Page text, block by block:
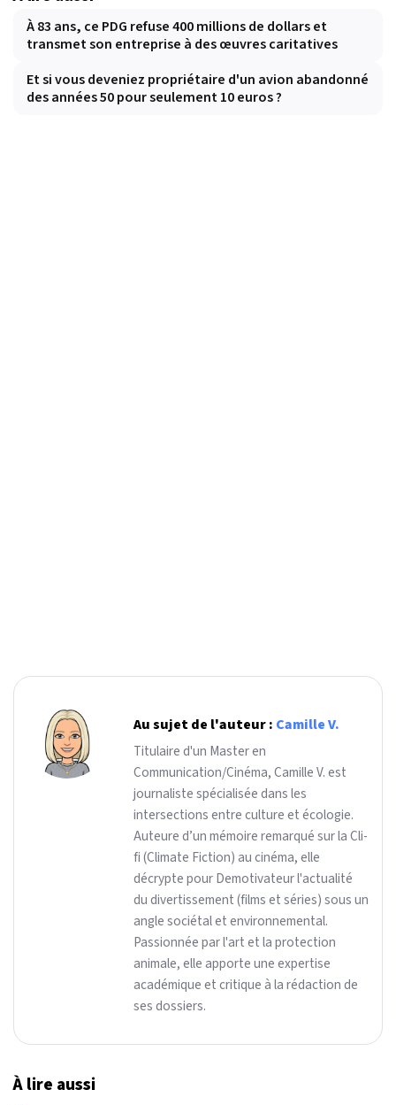
À 83 ans, ce PDG refuse 400 millions de dollars et
transmet son entreprise à des œuvres caritatives
Et si vous deveniez propriétaire d'un avion abandonné
des années 50 pour seulement 10 euros ?
Au sujet de l'auteur : Camille V.
Titulaire d'un Master en
Communication/Cinéma, Camille V. est
journaliste spécialisée dans les
intersections entre culture et écologie.
Auteure d’un mémoire remarqué sur la Cli-
fi (Climate Fiction) au cinéma, elle
décrypte pour Demotivateur l'actualité
du divertissement (films et séries) sous un
angle sociétal et environnemental.
Passionnée par l'art et la protection
animale, elle apporte une expertise
académique et critique à la rédaction de
ses dossiers.
À lire aussi